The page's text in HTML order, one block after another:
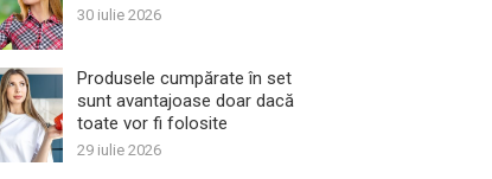
30 iulie 2026
Produsele cumpărate în set
sunt avantajoase doar dacă
toate vor fi folosite
29 iulie 2026